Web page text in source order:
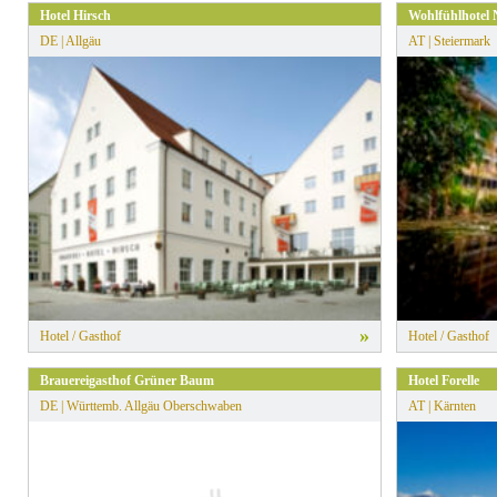
Hotel Hirsch
DE | Allgäu
Hotel / Gasthof »
Wohlfühlhotel
AT | Steiermark
Hotel / Gasthof
Brauereigasthof Grüner Baum
DE | Württemb. Allgäu Oberschwaben
Hotel Forelle
AT | Kärnten